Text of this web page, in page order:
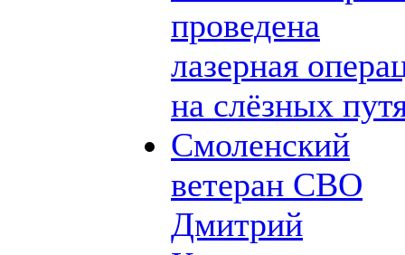
проведена
лазерная
на слёзных
Смоленский
ветеран СВО
Дмитрий